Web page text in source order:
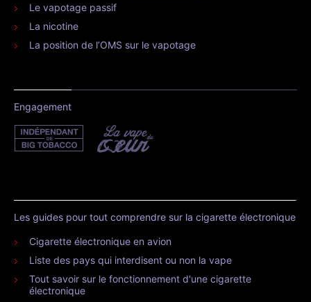
Le vapotage passif
La nicotine
La position de l’OMS sur le vapotage
Engagement
Les guides pour tout comprendre sur la cigarette électronique
Cigarette électronique en avion
Liste des pays qui interdisent ou non la vape
Tout savoir sur le fonctionnement d'une cigarette
électronique